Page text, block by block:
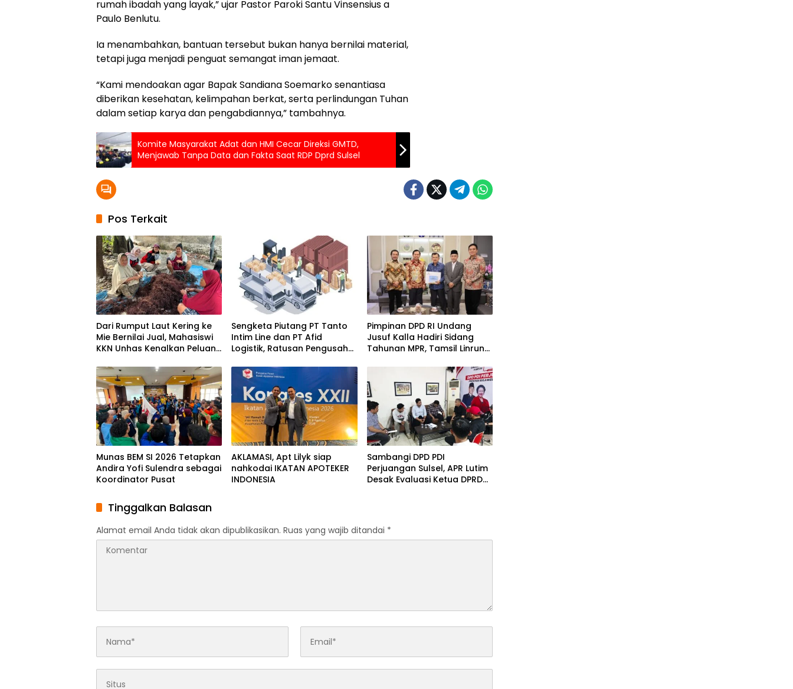
rumah ibadah yang layak,” ujar Pastor Paroki Santu Vinsensius a
Paulo Benlutu.
Ia menambahkan, bantuan tersebut bukan hanya bernilai material,
tetapi juga menjadi penguat semangat iman jemaat.
“Kami mendoakan agar Bapak Sandiana Soemarko senantiasa
diberikan kesehatan, kelimpahan berkat, serta perlindungan Tuhan
dalam setiap karya dan pengabdiannya,” tambahnya.
Komite Masyarakat Adat dan HMI Cecar Direksi GMTD,
Menjawab Tanpa Data dan Fakta Saat RDP Dprd Sulsel
Pos Terkait
Dari Rumput Laut Kering ke
Mie Bernilai Jual, Mahasiswi
KKN Unhas Kenalkan Peluang
Desa Baruga
Sengketa Piutang PT Tanto
Intim Line dan PT Afid
Logistik, Ratusan Pengusaha
Ikut Dirugikan
Pimpinan DPD RI Undang
Jusuf Kalla Hadiri Sidang
Tahunan MPR, Tamsil Linrung:
Solidaritas Kepemimpinan
Bangsa
Munas BEM SI 2026 Tetapkan
Andira Yofi Sulendra sebagai
Koordinator Pusat
AKLAMASI, ​Apt Lilyk siap
nahkodai IKATAN APOTEKER
INDONESIA
Sambangi DPD PDI
Perjuangan Sulsel, APR Lutim
Desak Evaluasi Ketua DPRD
Tinggalkan Balasan
Alamat email Anda tidak akan dipublikasikan. Ruas yang wajib ditandai *